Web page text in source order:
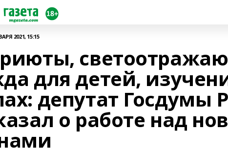
2021, 15:15
для детей,
депутат Госдумы
о работе над